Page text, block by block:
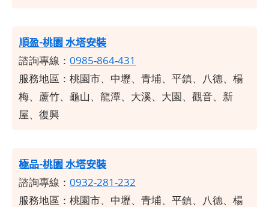
順盈-桃園 水塔安裝
諮詢專線： 0985-864-431
服務地區：桃園市、中壢、青埔、平鎮、八德、楊
梅、蘆竹、龜山、龍潭、大溪、大園、觀音、新
屋、復興
極品-桃園 水塔安裝
諮詢專線： 0932-281-232
服務地區：桃園市、中壢、青埔、平鎮、八德、楊